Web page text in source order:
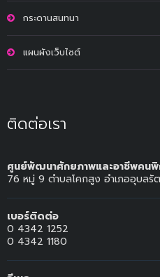
กระดานสนทนา
แผนผังเว็บไซต์
ติดต่อเรา
ศูนย์พัฒนาศักยภาพและอาชีพคนพิ
76 หมู่ 9 ตำบลโคกสูง อำเภออุบล
เบอร์ติดต่อ
0 4342 1252
0 4342 1180